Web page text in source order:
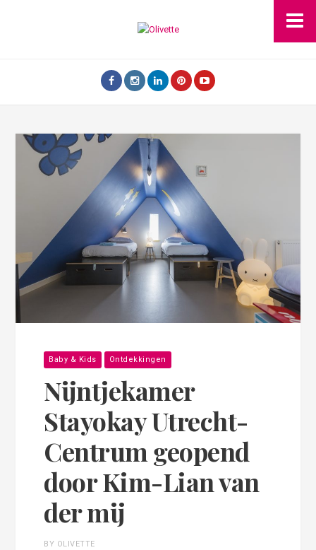
Baby & Kids Ontdekkingen
Nijntjekamer
Stayokay Utrecht-
Centrum geopend
door Kim-Lian van
der mij
BY OLIVETTE